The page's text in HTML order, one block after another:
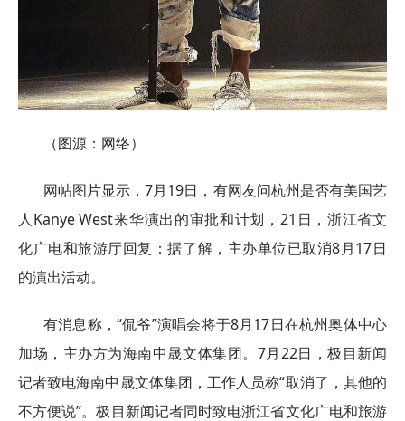
（图源：网络）
网帖图片显示，7月19日，有网友问杭州是否有美国艺
人Kanye West来华演出的审批和计划，21日，浙江省文
化广电和旅游厅回复：据了解，主办单位已取消8月17日
的演出活动。
有消息称，“侃爷”演唱会将于8月17日在杭州奥体中心
加场，主办方为海南中晟文体集团。7月22日，极目新闻
记者致电海南中晟文体集团，工作人员称“取消了，其他的
不方便说”。极目新闻记者同时致电浙江省文化广电和旅游